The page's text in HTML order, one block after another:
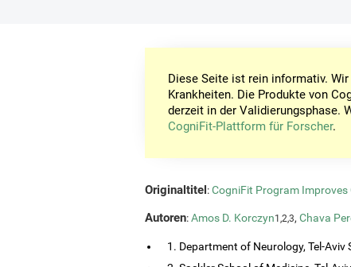
Diese Seite ist rein informativ.
Krankheiten. Die Produkte von
derzeit in der Validierungsphase.
CogniFit-Plattform für Forscher.
Originaltitel:CogniFit Program
Autoren:Amos D. Korczyn1,2,3, Chava
1. Department of Neurology, Tel-Aviv